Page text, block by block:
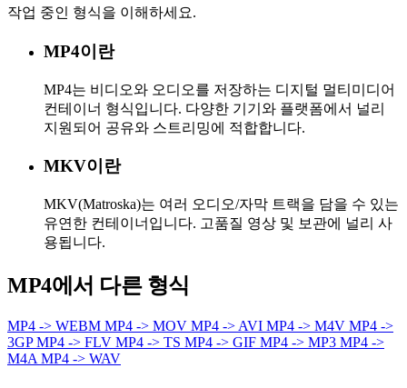
작업 중인 형식을 이해하세요.
MP4이란
MP4는 비디오와 오디오를 저장하는 디지털 멀티미디어
컨테이너 형식입니다. 다양한 기기와 플랫폼에서 널리
지원되어 공유와 스트리밍에 적합합니다.
MKV이란
MKV(Matroska)는 여러 오디오/자막 트랙을 담을 수 있는
유연한 컨테이너입니다. 고품질 영상 및 보관에 널리 사
용됩니다.
MP4에서 다른 형식
MP4 -> WEBM MP4 -> MOV MP4 -> AVI MP4 -> M4V MP4 ->
3GPMP4 -> FLV MP4 -> TS MP4 -> GIF MP4 -> MP3 MP4 ->
M4A MP4 -> WAV